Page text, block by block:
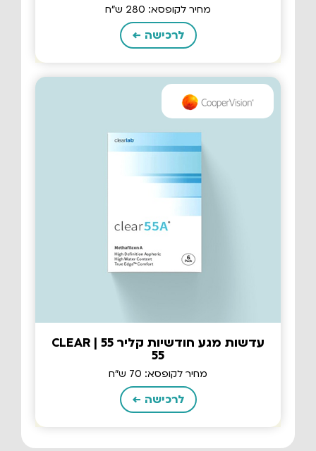
מחיר לקופסא: 280 ש"ח
לרכישה ←
עדשות מגע חודשיות קליר 55 | CLEAR
55
מחיר לקופסא: 70 ש"ח
לרכישה ←